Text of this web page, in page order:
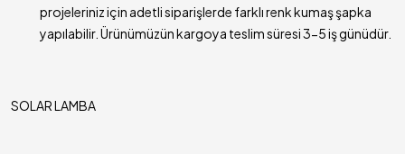
projeleriniz için adetli siparişlerde farklı renk kumaş şapka
yapılabilir. Ürünümüzün kargoya teslim süresi 3-5 iş günüdür.
SOLAR LAMBA